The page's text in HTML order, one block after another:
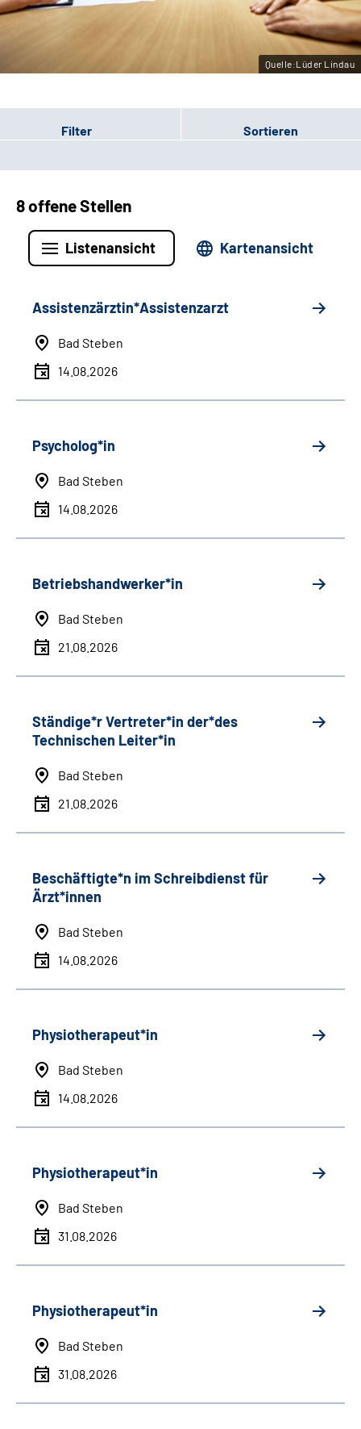
Leichte Sprache
Quelle:Lüder Lindau
Filter Sortieren
8 offene Stellen
Listenansicht Kartenansicht
Assistenzärztin*Assistenzarzt
Bad Steben
14.08.2026
Psycholog*in
Bad Steben
14.08.2026
Betriebshandwerker*in
Bad Steben
21.08.2026
Ständige*r Vertreter*in der*des
Technischen Leiter*in
Bad Steben
21.08.2026
Beschäftigte*n im Schreibdienst für
Ärzt*innen
Bad Steben
14.08.2026
Physiotherapeut*in
Bad Steben
14.08.2026
Physiotherapeut*in
Bad Steben
31.08.2026
Physiotherapeut*in
Bad Steben
31.08.2026